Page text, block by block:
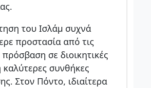
του Ισλάμ συχνά
προστασία από τις
πρόσβαση σε διοικητικές
καλύτερες συνθήκες
Στον Πόντο, ιδιαίτερα